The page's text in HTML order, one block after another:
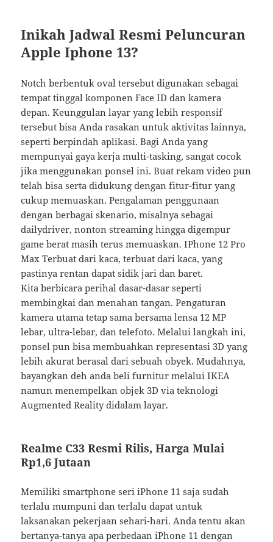
Inikah Jadwal Resmi Peluncuran
Apple Iphone 13?
Notch berbentuk oval tersebut digunakan sebagai
tempat tinggal komponen Face ID dan kamera
depan. Keunggulan layar yang lebih responsif
tersebut bisa Anda rasakan untuk aktivitas lainnya,
seperti berpindah aplikasi. Bagi Anda yang
mempunyai gaya kerja multi-tasking, sangat cocok
jika menggunakan ponsel ini. Buat rekam video pun
telah bisa serta didukung dengan fitur-fitur yang
cukup memuaskan. Pengalaman penggunaan
dengan berbagai skenario, misalnya sebagai
dailydriver, nonton streaming hingga digempur
game berat masih terus memuaskan. IPhone 12 Pro
Max Terbuat dari kaca, terbuat dari kaca, yang
pastinya rentan dapat sidik jari dan baret.
Kita berbicara perihal dasar-dasar seperti
membingkai dan menahan tangan. Pengaturan
kamera utama tetap sama bersama lensa 12 MP
lebar, ultra-lebar, dan telefoto. Melalui langkah ini,
ponsel pun bisa membuahkan representasi 3D yang
lebih akurat berasal dari sebuah obyek. Mudahnya,
bayangkan deh anda beli furnitur melalui IKEA
namun menempelkan objek 3D via teknologi
Augmented Reality didalam layar.
Realme C33 Resmi Rilis, Harga Mulai
Rp1,6 Jutaan
Memiliki smartphone seri iPhone 11 saja sudah
terlalu mumpuni dan terlalu dapat untuk
laksanakan pekerjaan sehari-hari. Anda tentu akan
bertanya-tanya apa perbedaan iPhone 11 dengan